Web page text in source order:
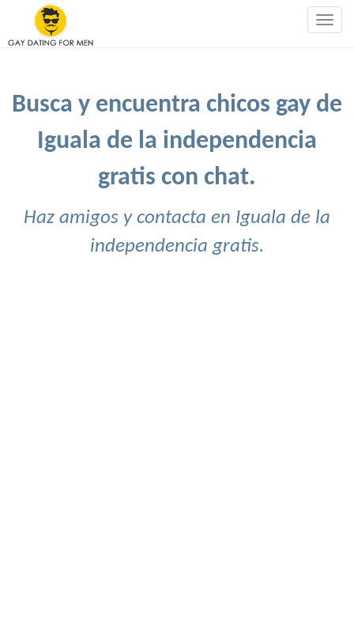
Busca y encuentra chicos gay de
Iguala de la independencia
gratis con chat.
Haz amigos y contacta en Iguala de la
independencia gratis.